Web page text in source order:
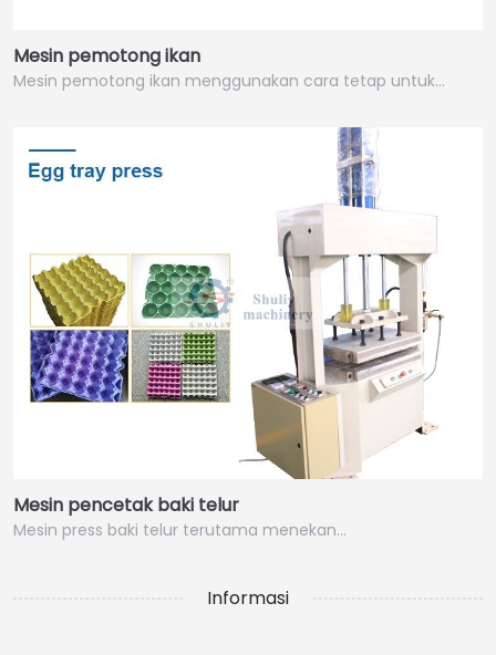
Mesin pemotong ikan
Mesin pemotong ikan menggunakan cara tetap untuk…
Mesin pencetak baki telur
Mesin press baki telur terutama menekan…
Informasi